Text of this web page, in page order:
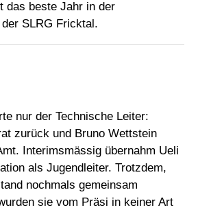
das beste Jahr in der
SLRG Fricktal.
nur der Technische Leiter:
zurück und Bruno Wettstein
Interimsmässig übernahm Ueli
als Jugendleiter. Trotzdem,
nochmals gemeinsam
sie vom Präsi in keiner Art